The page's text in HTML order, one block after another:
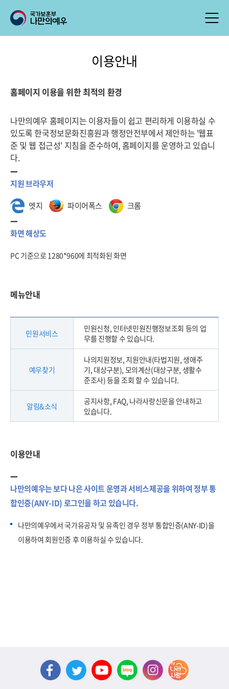
이용안내
홈페이지 이용을 위한 최적의 환경
나만의예우 홈페이지는 이용자들이 쉽고 편리하게 이용하실 수
있도록 한국정보문화진흥원과 행정안전부에서 제안하는 '웹표
준 및 웹 접근성' 지침을 준수하여, 홈페이지를 운영하고 있습니
다.
지원 브라우저
엣지
파이어폭스 크롬
화면 해상도
PC 기준으로 1280*960에 최적화된 화면
메뉴안내
민원서비스
민원신청, 인터넷민원진행정보조회 등의 업
무를 진행할 수 있습니다.
예우찾기
나의지원정보, 지원안내(타법지원, 생애주
기, 대상구분), 모의계산(대상구분, 생활수
준조사) 등을 조회 할 수 있습니다.
알림&소식
공지사항, FAQ, 나라사랑신문을 안내하고
있습니다.
이용안내
나만의예우는 보다 나은 사이트 운영과 서비스제공을 위하여 정부 통
합인증(ANY-ID) 로그인을 하고 있습니다.
나만의예우에서 국가유공자 및 유족인 경우 정부 통합인증(ANY-ID)을
이용하여 회원인증 후 이용하실 수 있습니다.